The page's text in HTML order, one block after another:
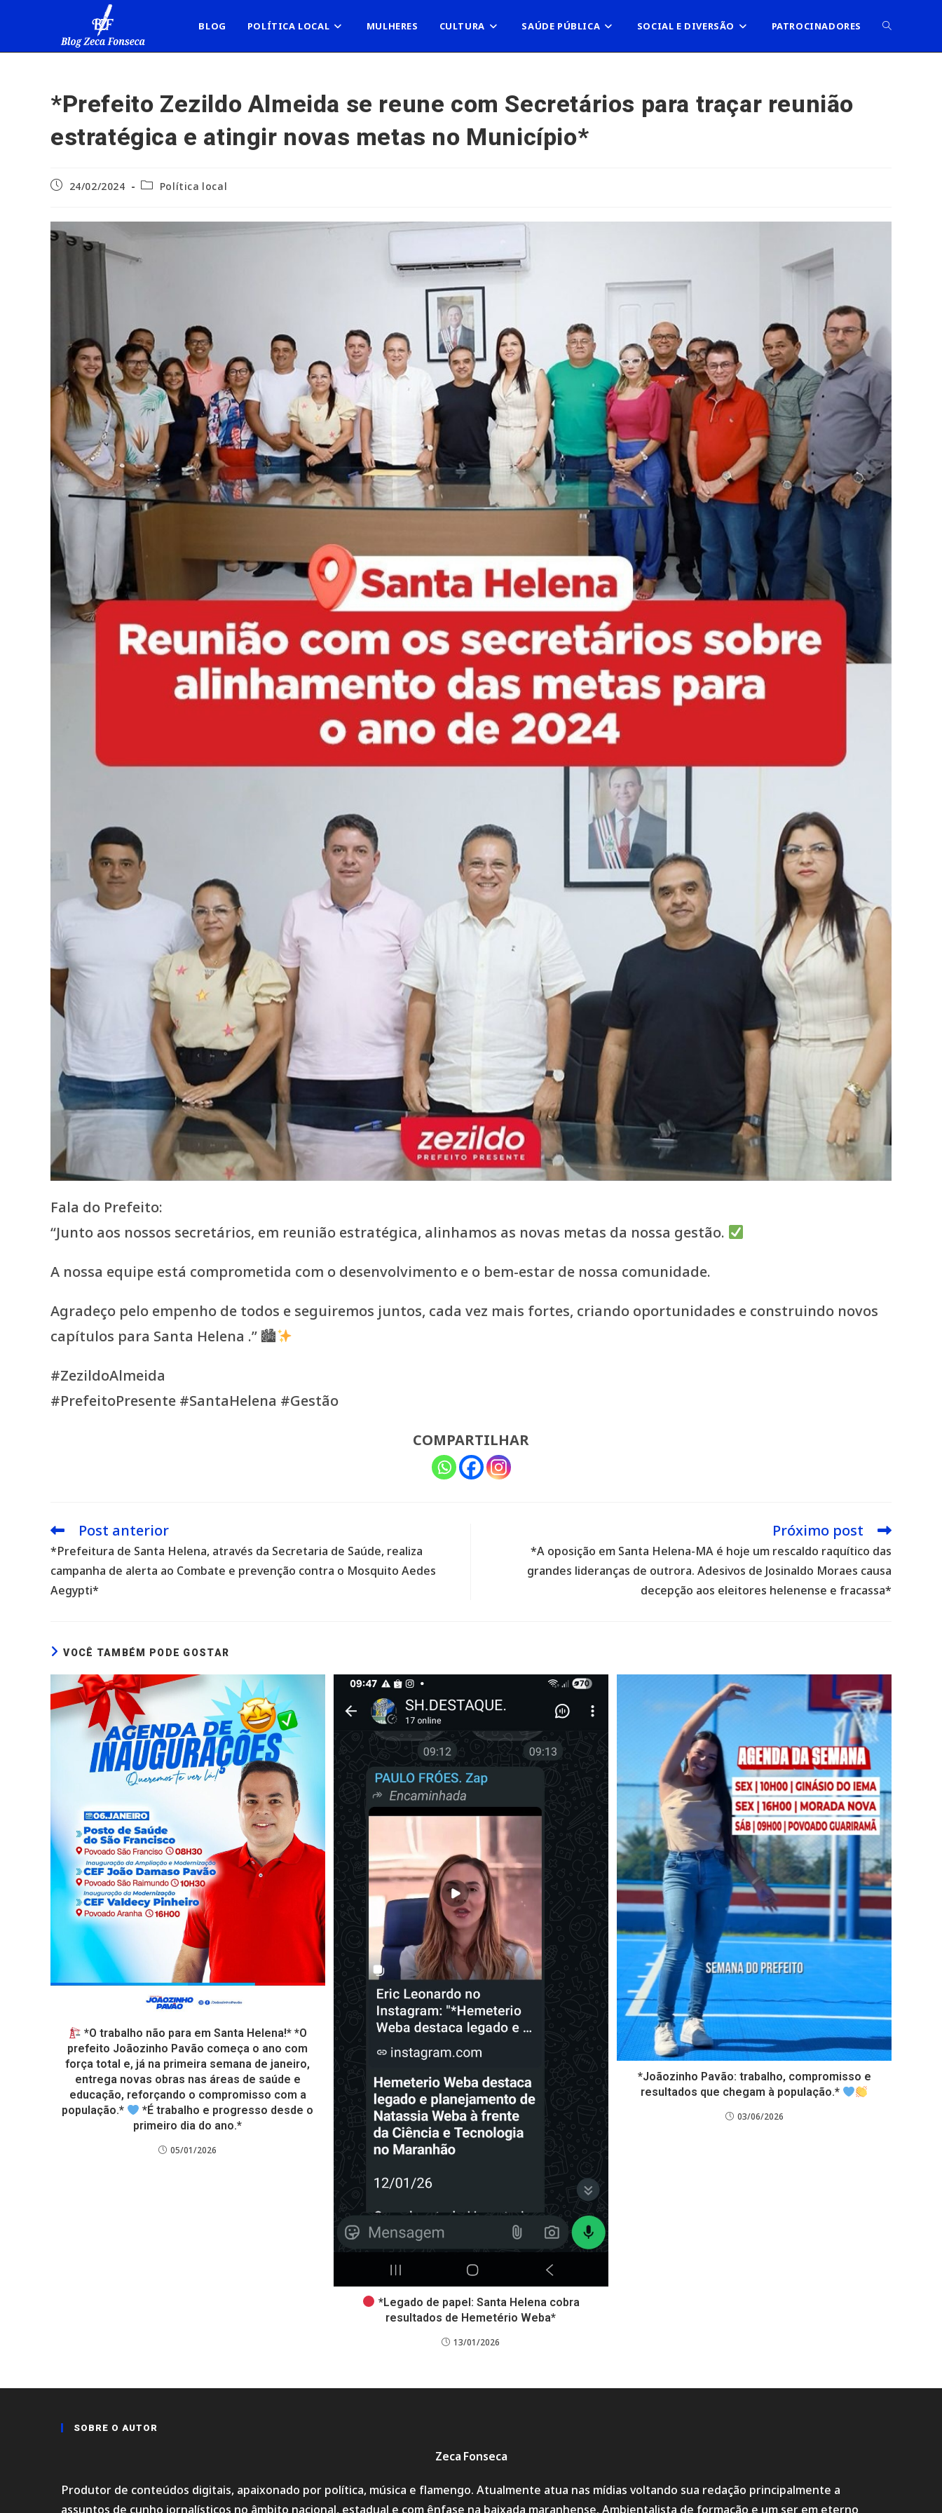
BLOG POLÍTICA LOCAL MULHERES CULTURA SAÚDE PÚBLICA SOCIAL E DIVERSÃO PATROCINADORES ALTERNAR
*Prefeito Zezildo Almeida se reune com Secretários para traçar reunião
estratégica e atingir novas metas no Município*
Post24/02/2024
Categoria
Política local
Fala do Prefeito:
“Junto aos nossos secretários, em reunião estratégica, alinhamos as novas metas da nossa gestão.
A nossa equipe está comprometida com o desenvolvimento e o bem-estar de nossa comunidade.
Agradeço pelo empenho de todos e seguiremos juntos, cada vez mais fortes, criando oportunidades e construindo novos
capítulos para Santa Helena .” 🏙
#ZezildoAlmeida
#PrefeitoPresente #SantaHelena #Gestão
COMPARTILHAR
Leia
artigos
Post anterior
*Prefeitura de Santa Helena, através da Secretaria de Saúde, realiza
campanha de alerta ao Combate e prevenção contra o Mosquito Aedes
Aegypti*
Próximo post
*A oposição em Santa Helena-MA é hoje um rescaldo raquítico das
grandes lideranças de outrora. Adesivos de Josinaldo Moraes causa
decepção aos eleitores helenense e fracassa*
VOCÊ TAMBÉM PODE GOSTAR
*O trabalho não para em Santa Helena!* *O
prefeito Joãozinho Pavão começa o ano com
força total e, já na primeira semana de janeiro,
entrega novas obras nas áreas de saúde e
educação, reforçando o compromisso com a
população.*
*É trabalho e progresso desde o
primeiro dia do ano.*
05/01/2026
*Legado de papel: Santa Helena cobra
resultados de Hemetério Weba*
13/01/2026
*Joãozinho Pavão: trabalho, compromisso e
resultados que chegam à população.*
03/06/2026
SOBRE O AUTOR
Zeca Fonseca
Produtor de conteúdos digitais, apaixonado por política, música e flamengo. Atualmente atua nas mídias voltando sua redação principalmente a
assuntos de cunho jornalísticos no âmbito nacional, estadual e com ênfase na baixada maranhense. Ambientalista de formação e um ser em eterno